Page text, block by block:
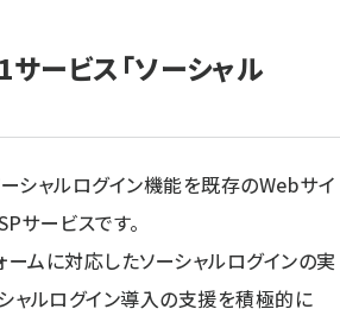
ービス「ソーシャル
ーシャルログイン機能を既存のWebサイ
サービスです。
ムに対応したソーシャルログインの実
ャルログイン導入の支援を積極的に